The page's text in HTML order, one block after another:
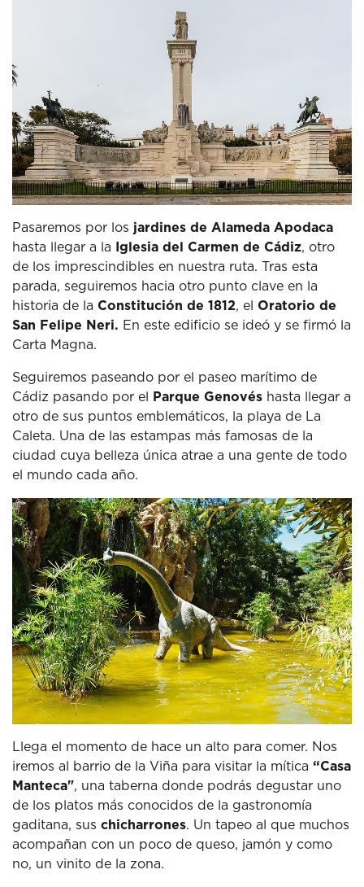
Pasaremos por los jardines de Alameda Apodaca
hasta llegar a la Iglesia del Carmen de Cádiz, otro
de los imprescindibles en nuestra ruta. Tras esta
parada, seguiremos hacia otro punto clave en la
historia de la Constitución de 1812, el Oratorio de
San Felipe Neri. En este edificio se ideó y se firmó la
Carta Magna.
Seguiremos paseando por el paseo marítimo de
Cádiz pasando por el
Parque Genovés hasta llegar a
otro de sus puntos emblemáticos, la playa de La
Caleta. Una de las estampas más famosas de la
ciudad cuya belleza única atrae a una gente de todo
el mundo cada año.
Llega el momento de hace un alto para comer. Nos
iremos al barrio de la Viña para visitar la mítica “Casa
Manteca", una taberna donde podrás degustar uno
de los platos más conocidos de la gastronomía
gaditana, sus chicharrones. Un tapeo al que muchos
acompañan con un poco de queso, jamón y como
no, un vinito de la zona.